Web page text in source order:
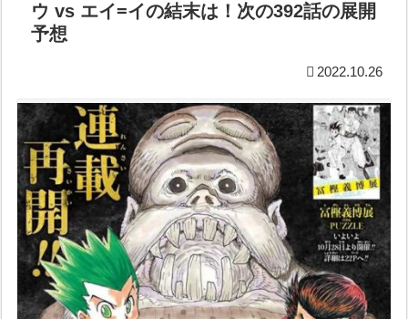
ウ vs エイ=イの結末は！次の392話の展開
予想
2022.10.26